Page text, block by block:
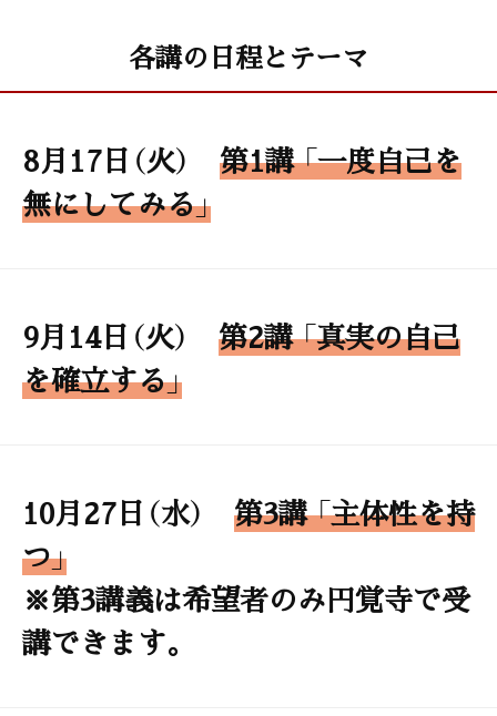
各講の日程とテーマ
8月17日（火） 第1講 「一度自己を
無にしてみる」
9月14日（火） 第2講 「真実の自己
を確立する」
10月27日（水） 第3講 「主体性を持
つ」
※第3講義は希望者のみ円覚寺で受
講できます。